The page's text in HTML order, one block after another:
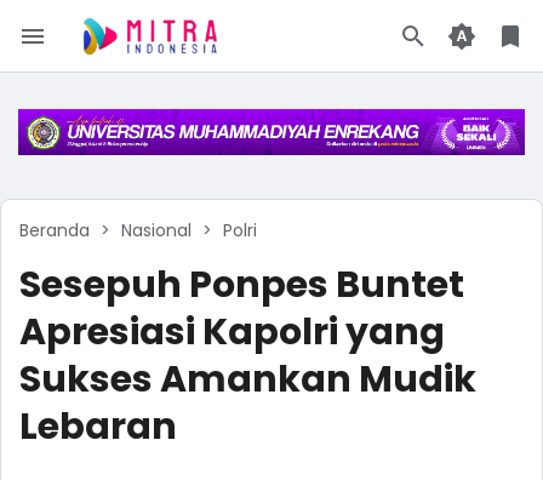
Beranda Nasional Polri
Sesepuh Ponpes Buntet
Apresiasi Kapolri yang
Sukses Amankan Mudik
Lebaran